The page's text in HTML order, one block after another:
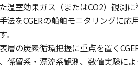
温室効果ガス（またはCO2）観測
法をCGERの船舶モニタリングに
層の炭素循環把握に重点を置く
係留系・漂流系観測、数値実験に